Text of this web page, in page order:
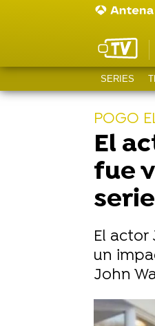
SERIES
POGO
El
fue
El actor
un
John